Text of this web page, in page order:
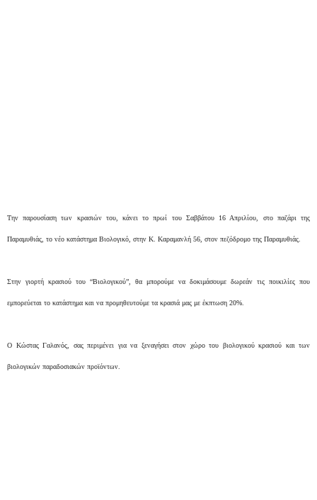
Την παρουσίαση των κρασιών του, κάνει το πρωί του Σαββάτου 16 Απριλίου, στο παζάρι της
Παραμυθιάς, το νέο κατάστημα Βιολογικό, στην Κ. Καραμανλή 56, στον πεζόδρομο της Παραμυθιάς.
Στην γιορτή κρασιού του “Βιολογικού”, θα μπορούμε να δοκιμάσουμε δωρεάν τις ποικιλίες που
εμπορεύεται το κατάστημα και να προμηθευτούμε τα κρασιά μας με έκπτωση 20%.
Ο Κώστας Γαλανός, σας περιμένει για να ξεναγήσει στον χώρο του βιολογικού κρασιού και των
βιολογικών παραδοσιακών προϊόντων.